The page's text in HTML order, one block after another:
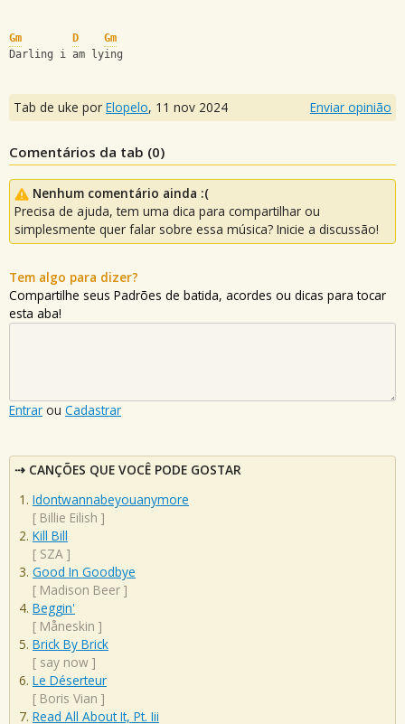
Gm D
Gm
Darling i am lying
Tab de uke por Elopelo, 11 nov 2024 Enviar opinião
Comentários da tab (0)
Nenhum comentário ainda :(
Precisa de ajuda, tem uma dica para compartilhar ou
simplesmente quer falar sobre essa música? Inicie a discussão!
Tem algo para dizer?
Compartilhe seus Padrões de batida, acordes ou dicas para tocar
esta aba!
Entrar ou Cadastrar
CANÇÕES QUE VOCÊ PODE GOSTAR
Idontwannabeyouanymore
[ Billie Eilish ]
Kill Bill
[ SZA ]
Good In Goodbye
[ Madison Beer ]
Beggin'
[ Måneskin ]
Brick By Brick
[ say now ]
Le Déserteur
[ Boris Vian ]
Read All About It, Pt. Iii